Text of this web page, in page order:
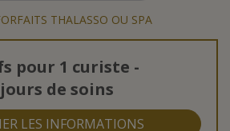
THALASSO OU SPA
pour 1 curiste -
de soins
LES INFORMATIONS